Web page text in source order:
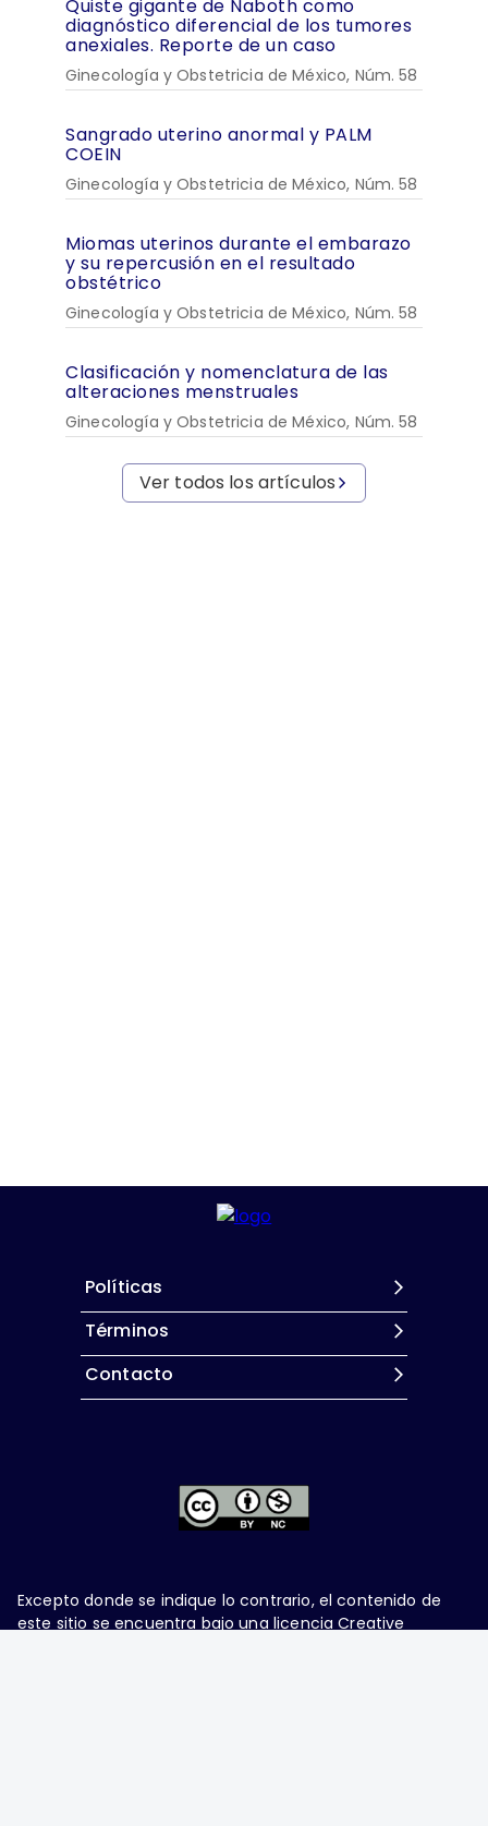
Quiste gigante de Naboth como
diagnóstico diferencial de los tumores
anexiales. Reporte de un caso
Ginecología y Obstetricia de México, Núm. 58
Sangrado uterino anormal y PALM
COEIN
Ginecología y Obstetricia de México, Núm. 58
Miomas uterinos durante el embarazo
y su repercusión en el resultado
obstétrico
Ginecología y Obstetricia de México, Núm. 58
Clasificación y nomenclatura de las
alteraciones menstruales
Ginecología y Obstetricia de México, Núm. 58
Ver todos los artículos
Políticas
Términos
Contacto
Excepto donde se indique lo contrario, el contenido de
este sitio se encuentra bajo una licencia Creative